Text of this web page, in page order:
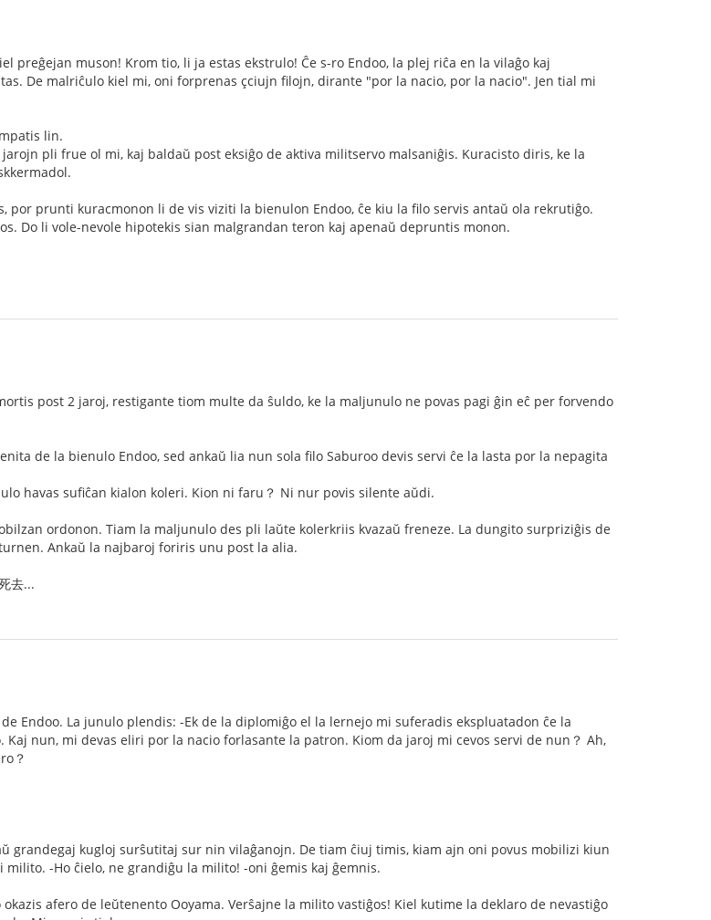
preĝejan muson! Krom tio, li ja estas ekstrulo! Ĉe s-ro Endoo, la plej riĉa en la vilaĝo kaj
De malriĉulo kiel mi, oni forprenas çciujn filojn, dirante "por la nacio, por la nacio". Jen tial mi
lin.
pli frue ol mi, kaj baldaŭ post eksiĝo de aktiva militservo malsaniĝis. Kuracisto diris, ke la
por prunti kuracmonon li de vis viziti la bienulon Endoo, ĉe kiu la filo servis antaŭ ola rekrutiĝo.
Do li vole-nevole hipotekis sian malgrandan teron kaj apenaŭ depruntis monon.
post 2 jaroj, restigante tiom multe da ŝuldo, ke la maljunulo ne povas pagi ĝin eĉ per forvendo
de la bienulo Endoo, sed ankaŭ lia nun sola filo Saburoo devis servi ĉe la lasta por la nepagita
havas sufiĉan kialon koleri. Kion ni faru？ Ni nur povis silente aŭdi.
ordonon. Tiam la maljunulo des pli laŭte kolerkriis kvazaŭ freneze. La dungito surpriziĝis de
Ankaŭ la najbaroj foriris unu post la alia.
去...
Endoo. La junulo plendis: -Ek de la diplomiĝo el la lernejo mi suferadis ekspluatadon ĉe la
nun, mi devas eliri por la nacio forlasante la patron. Kiom da jaroj mi cevos servi de nun？ Ah,
？
grandegaj kugloj surŝutitaj sur nin vilaĝanojn. De tiam ĉiuj timis, kiam ajn oni povus mobilizi kiun
-Ho ĉielo, ne grandiĝu la milito! -oni ĝemis kaj ĝemnis.
afero de leŭtenento Ooyama. Verŝajne la milito vastiĝos! Kiel kutime la deklaro de nevastiĝo